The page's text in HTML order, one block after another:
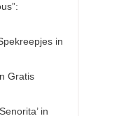
in
Gratis
in